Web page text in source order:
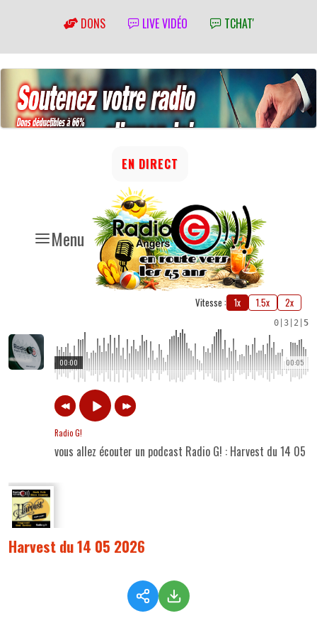
DONS LIVE VIDÉO TCHAT'
Menu
EN DIRECT
Vitesse : 1x 1.5x 2x
0 3 2 5
00:05
00:00
Radio G!
vous allez écouter un podcast Radio G! : Harvest du 14 05
Harvest du 14 05 2026